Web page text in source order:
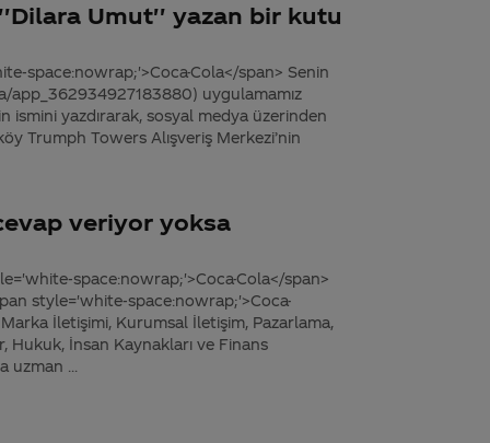
Umut'' yazan bir kutu
space:nowrap;'>Coca-Cola</span> Senin
uygulamamız
ismini yazdırarak, sosyal medya üzerinden
Trumph Towers Alışveriş Merkezi’nin
veriyor yoksa
space:nowrap;'>Coca-Cola</span>
style='white-space:nowrap;'>Coca-
İletişimi, Kurumsal İletişim, Pazarlama,
Hukuk, İnsan Kaynakları ve Finans
...